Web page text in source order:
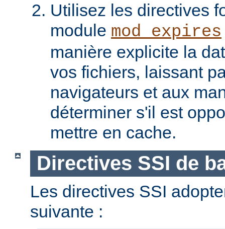
Utilisez les directives
module mod_expires
manière explicite la
vos fichiers, laissant
navigateurs et aux
déterminer s'il est
mettre en cache.
Directives SSI de
Les directives SSI
suivante :